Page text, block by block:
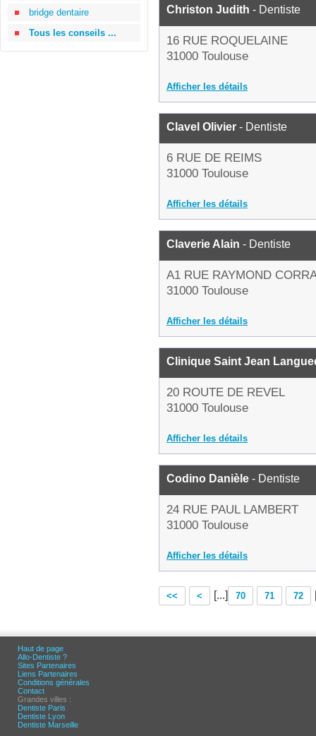
bridge dentaire
Tous les conseils ...
Christon Judith - Dentiste
16 RUE ROQUELAINE
31000 Toulouse
Afficher les détails
Clavel Olivier - Dentiste
6 RUE DE REIMS
31000 Toulouse
Afficher les détails
Claverie Alain - Dentiste
A1 RUE RAYMOND
31000 Toulouse
Afficher les détails
Clinique Saint Jean
20 ROUTE DE REVEL
31000 Toulouse
Afficher les détails
Codino Danièle - Dentiste
24 RUE PAUL LAMBERT
31000 Toulouse
Afficher les détails
<< < [...] 70 71 72
Haut de page
Allo-Dentiste ?
Sites Partenaires
Liens Partenaires
Conditions générales
Contact
Grandes villes :
Dentiste Paris
Dentiste Lyon
Dentiste Marseille